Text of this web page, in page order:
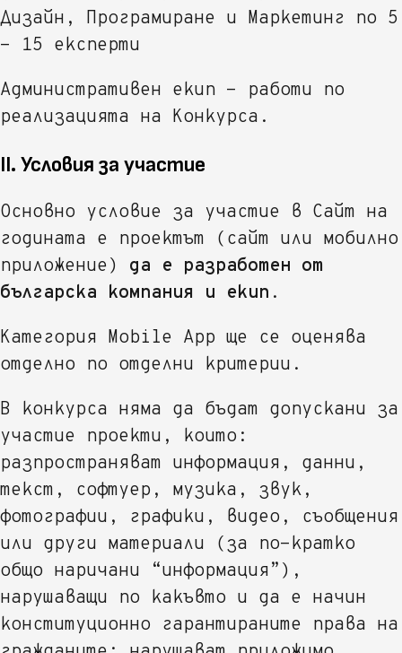
Дизайн, Програмиране и Маркетинг по 5
- 15 експерти
Административен екип - работи по
реализацията на Конкурса.
II. Условия за участие
Основно условие за участие в Сайт на
годината е проектът (сайт или мобилно
приложение) да е разработен от
българска компания и екип .
Категория Mobile App ще се оценява
отделно по отделни критерии.
В конкурса няма да бъдат допускани за
участие проекти, които:
разпространяват информация, данни,
текст, софтуер, музика, звук,
фотографии, графики, видео, съобщения
или други материали (за по-кратко
общо наричани “информация”),
нарушаващи по какъвто и да е начин
конституционно гарантираните права на